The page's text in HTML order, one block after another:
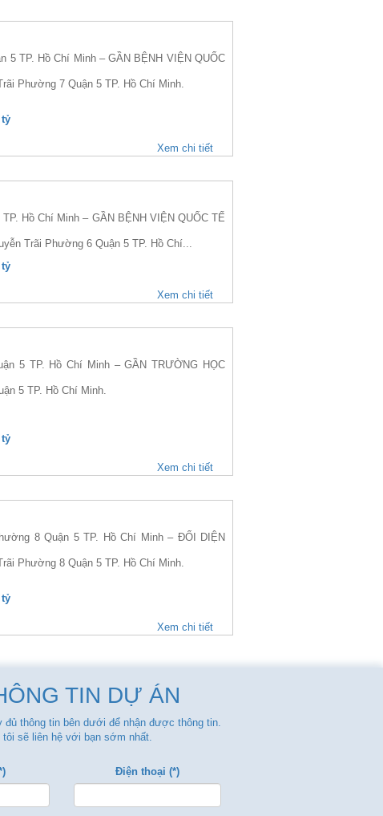
5 TP. Hồ Chí Minh – GẦN BỆNH VIỆN QUỐC
Phường 7 Quận 5 TP. Hồ Chí Minh.
Xem chi tiết
Hồ Chí Minh – GẦN BỆNH VIỆN QUỐC TẾ
Trãi Phường 6 Quận 5 TP. Hồ Chí...
Xem chi tiết
5 TP. Hồ Chí Minh – GẦN TRƯỜNG HỌC
5 TP. Hồ Chí Minh.
Xem chi tiết
8 Quận 5 TP. Hồ Chí Minh – ĐỐI DIỆN
Phường 8 Quận 5 TP. Hồ Chí Minh.
Xem chi tiết
TIN DỰ ÁN
đủ thông tin bên dưới để nhận được thông tin.
tôi sẽ liên hệ với bạn sớm nhất.
Điện thoại (*)